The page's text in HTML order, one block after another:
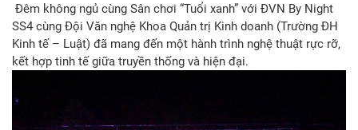
Đêm không ngủ cùng Sân chơi “Tuổi xanh” với ĐVN By Night
SS4 cùng Đội Văn nghệ Khoa Quản trị Kinh doanh (Trường ĐH
Kinh tế – Luật) đã mang đến một hành trình nghệ thuật rực rỡ,
kết hợp tinh tế giữa truyền thống và hiện đại.